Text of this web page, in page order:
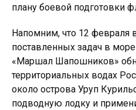
плану боевой подготовки
Напомним, что 12 февраля
поставленных задач в
«Маршал Шапошников»
территориальных водах
около острова Уруп
подводную лодку и